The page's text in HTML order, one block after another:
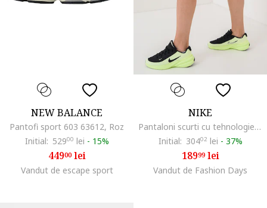
NEW BALANCE
Pantofi sport 603 63612, Roz
Initial: 52900 lei - 15%
44900lei
Vandut de escape sport
NIKE
Pantaloni scurti cu tehnologie Dri-FIT, pentru alergare, Gri antracit
Initial: 30402 lei - 37%
18999lei
Vandut de Fashion Days